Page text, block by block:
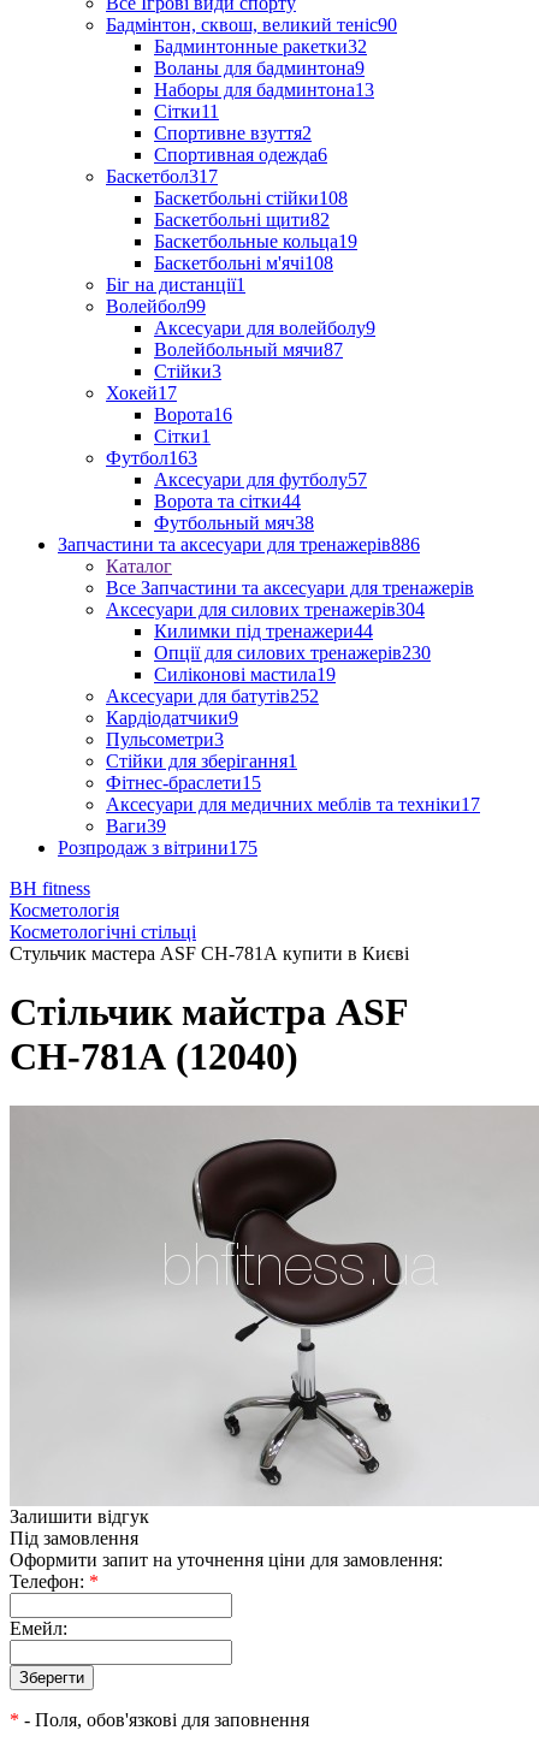
Бадмінтон, сквош, великий теніс90
Бадминтонные ракетки32
Воланы для бадминтона9
Наборы для бадминтона13
Сітки11
Спортивне взуття2
Спортивная одежда6
Баскетбол317
Баскетбольні стійки108
Баскетбольні щити82
Баскетбольные кольца19
Баскетбольні м'ячі108
Біг на дистанції1
Волейбол99
Аксесуари для волейболу9
Волейбольный мячи87
Стійки3
Хокей17
Ворота16
Сітки1
Футбол163
Аксесуари для футболу57
Ворота та сітки44
Футбольный мяч38
Запчастини та аксесуари для тренажерів886
Каталог
Все Запчастини та аксесуари для тренажерів
Аксесуари для силових тренажерів304
Килимки під тренажери44
Опції для силових тренажерів230
Силіконові мастила19
Аксесуари для батутів252
Кардіодатчики9
Пульсометри3
Стійки для зберігання1
Фітнес-браслети15
Аксесуари для медичних меблів та техніки17
Ваги39
Розпродаж з вітрини175
BH fitness
Косметологія
Косметологічні стільці
Стульчик мастера ASF СН-781А купити в Києві
Стільчик майстра ASF
СН-781А (12040)
Залишити відгук
Під замовлення
Оформити запит на уточнення ціни для замовлення:
Телефон: *
Емейл:
* - Поля, обов'язкові для заповнення